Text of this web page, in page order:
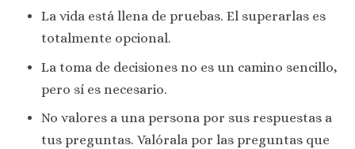
La vida está llena de pruebas. El superarlas es
totalmente opcional.
La toma de decisiones no es un camino sencillo,
pero sí es necesario.
No valores a una persona por sus respuestas a
tus preguntas. Valórala por las preguntas que